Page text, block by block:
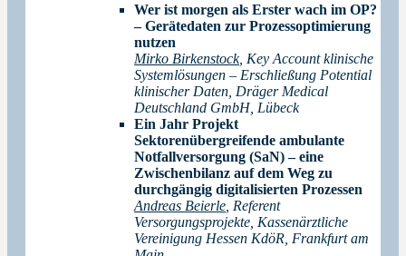
Wer ist morgen als Erster wach im OP?
– Gerätedaten zur Prozessoptimierung
nutzen
Mirko Birkenstock, Key Account klinische
Systemlösungen – Erschließung Potential
klinischer Daten, Dräger Medical
Deutschland GmbH, Lübeck
Ein Jahr Projekt
Sektorenübergreifende ambulante
Notfallversorgung (SaN) – eine
Zwischenbilanz auf dem Weg zu
durchgängig digitalisierten Prozessen
Andreas Beierle , Referent
Versorgungsprojekte, Kassenärztliche
Vereinigung Hessen KdöR, Frankfurt am